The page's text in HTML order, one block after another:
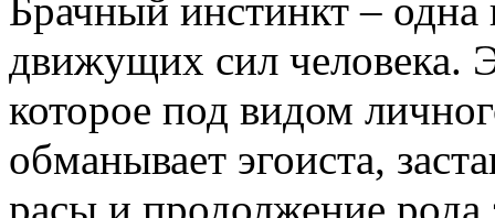
Брачный инстинкт – одна
движущих сил человека.
которое под видом
обманывает эгоиста,